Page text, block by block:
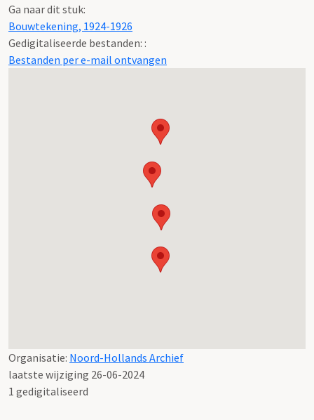
Ga naar dit stuk:
Bouwtekening, 1924-1926
Gedigitaliseerde bestanden: :
Bestanden per e-mail ontvangen
Organisatie: Noord-Hollands Archief
laatste wijziging 26-06-2024
1 gedigitaliseerd